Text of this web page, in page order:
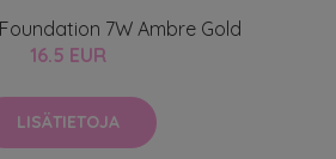
7W Ambre Gold
16.5 EUR
LISÄTIETOJA